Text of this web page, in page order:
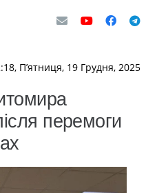
П’ятниця, 19 Грудня, 2025
перемоги